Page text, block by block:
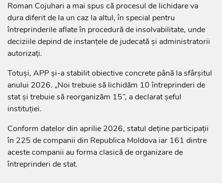
Roman Cojuhari a mai spus că procesul de lichidare va
dura diferit de la un caz la altul, în special pentru
întreprinderile aflate în procedură de insolvabilitate, unde
deciziile depind de instanțele de judecată și administratorii
autorizați.
Totuși, APP și-a stabilit obiective concrete până la sfârșitul
anului 2026. „Noi trebuie să lichidăm 10 întreprinderi de
stat și trebuie să reorganizăm 15”, a declarat șeful
instituției.
Conform datelor din aprilie 2026, statul deține participații
în 225 de companii din Republica Moldova iar 161 dintre
aceste companii au forma clasică de organizare de
întreprinderi de stat.